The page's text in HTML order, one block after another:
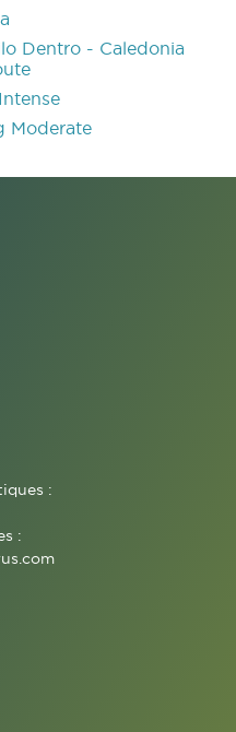
Dentro - Caledonia
Moderate
:
: